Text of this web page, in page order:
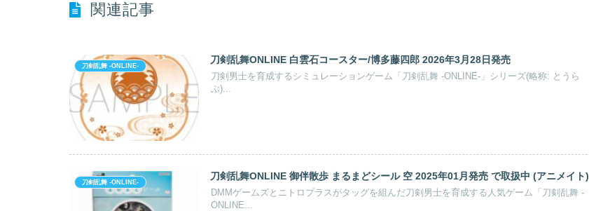
関連記事
刀剣乱舞 -ONLINE-
刀剣乱舞ONLINE 白雲石コースター/博多藤四郎 2026年3月28日発売
刀剣男士を育成するシミュレーションゲーム「刀剣乱舞 -ONLINE-」シリーズ(略称: とうら
ぶ)...
刀剣乱舞 -ONLINE-
刀剣乱舞ONLINE 御伴散歩 まるまどシール 空 2025年01月発売 で取扱中 (アニメイト)
DMMゲームズとニトロプラスがタッグを組んだ刀剣男士を育成する人気ゲーム「刀剣乱舞 -
ONLINE...